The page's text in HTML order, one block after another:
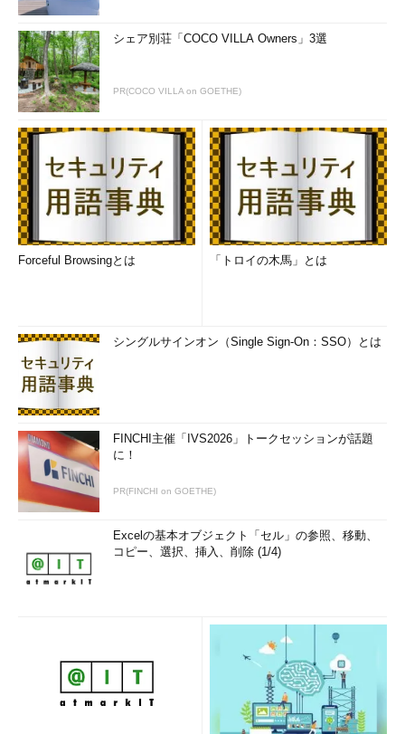
シェア別荘「COCO VILLA Owners」3選
PR(COCO VILLA on GOETHE)
Forceful Browsingとは 「トロイの木馬」とは
シングルサインオン（Single Sign-On：SSO）とは
FINCHI主催「IVS2026」トークセッションが話題
に！
PR(FINCHI on GOETHE)
Excelの基本オブジェクト「セル」の参照、移動、
コピー、選択、挿入、削除 (1/4)